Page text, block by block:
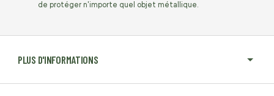
PLUS D'INFORMATIONS
de protéger n'importe quel objet métallique.